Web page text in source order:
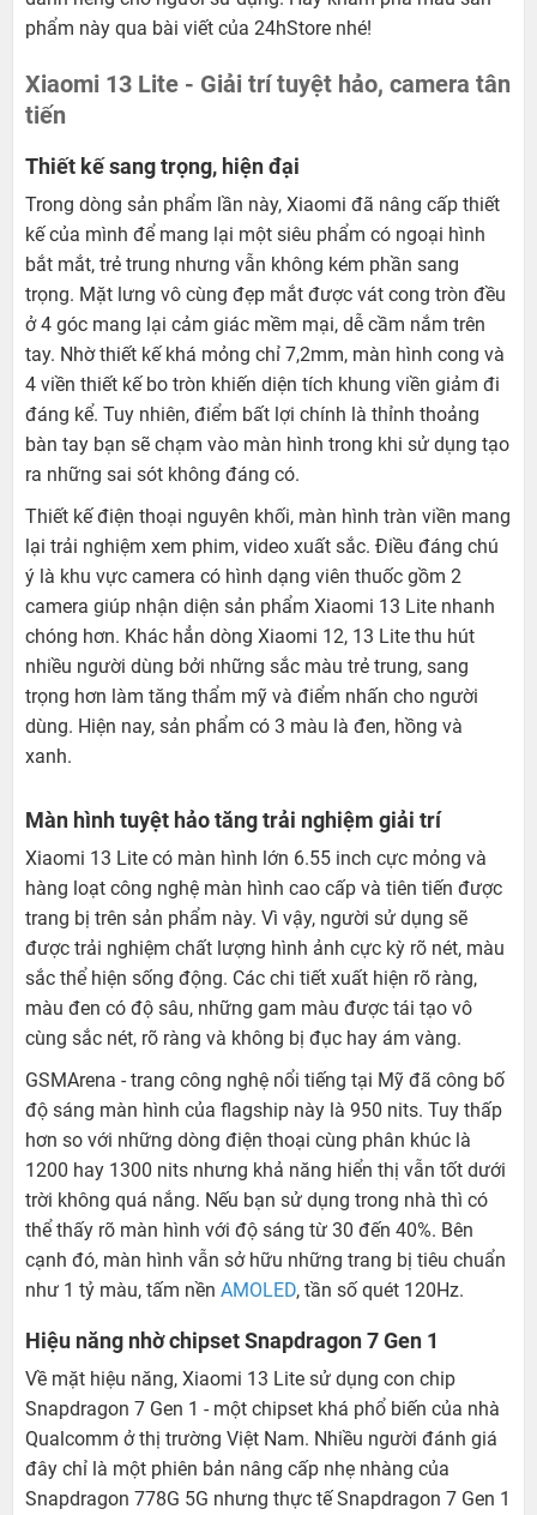
phẩm này qua bài viết của 24hStore nhé!
Xiaomi 13 Lite - Giải trí tuyệt hảo, camera tân
tiến
Thiết kế sang trọng, hiện đại
Trong dòng sản phẩm lần này, Xiaomi đã nâng cấp thiết
kế của mình để mang lại một siêu phẩm có ngoại hình
bắt mắt, trẻ trung nhưng vẫn không kém phần sang
trọng. Mặt lưng vô cùng đẹp mắt được vát cong tròn đều
ở 4 góc mang lại cảm giác mềm mại, dễ cầm nắm trên
tay. Nhờ thiết kế khá mỏng chỉ 7,2mm, màn hình cong và
4 viền thiết kế bo tròn khiến diện tích khung viền giảm đi
đáng kể. Tuy nhiên, điểm bất lợi chính là thỉnh thoảng
bàn tay bạn sẽ chạm vào màn hình trong khi sử dụng tạo
ra những sai sót không đáng có.
Thiết kế điện thoại nguyên khối, màn hình tràn viền mang
lại trải nghiệm xem phim, video xuất sắc. Điều đáng chú
ý là khu vực camera có hình dạng viên thuốc gồm 2
camera giúp nhận diện sản phẩm Xiaomi 13 Lite nhanh
chóng hơn. Khác hẳn dòng Xiaomi 12, 13 Lite thu hút
nhiều người dùng bởi những sắc màu trẻ trung, sang
trọng hơn làm tăng thẩm mỹ và điểm nhấn cho người
dùng. Hiện nay, sản phẩm có 3 màu là đen, hồng và
xanh.
Màn hình tuyệt hảo tăng trải nghiệm giải trí
Xiaomi 13 Lite có màn hình lớn 6.55 inch cực mỏng và
hàng loạt công nghệ màn hình cao cấp và tiên tiến được
trang bị trên sản phẩm này. Vì vậy, người sử dụng sẽ
được trải nghiệm chất lượng hình ảnh cực kỳ rõ nét, màu
sắc thể hiện sống động. Các chi tiết xuất hiện rõ ràng,
màu đen có độ sâu, những gam màu được tái tạo vô
cùng sắc nét, rõ ràng và không bị đục hay ám vàng.
GSMArena - trang công nghệ nổi tiếng tại Mỹ đã công bố
độ sáng màn hình của flagship này là 950 nits. Tuy thấp
hơn so với những dòng điện thoại cùng phân khúc là
1200 hay 1300 nits nhưng khả năng hiển thị vẫn tốt dưới
trời không quá nắng. Nếu bạn sử dụng trong nhà thì có
thể thấy rõ màn hình với độ sáng từ 30 đến 40%. Bên
cạnh đó, màn hình vẫn sở hữu những trang bị tiêu chuẩn
như 1 tỷ màu, tấm nền AMOLED, tần số quét 120Hz.
Hiệu năng nhờ chipset Snapdragon 7 Gen 1
Về mặt hiệu năng, Xiaomi 13 Lite sử dụng con chip
Snapdragon 7 Gen 1 - một chipset khá phổ biến của nhà
Qualcomm ở thị trường Việt Nam. Nhiều người đánh giá
đây chỉ là một phiên bản nâng cấp nhẹ nhàng của
Snapdragon 778G 5G nhưng thực tế Snapdragon 7 Gen 1